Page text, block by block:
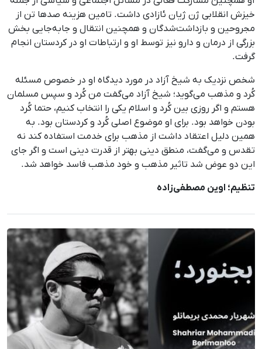
خیزش انقلابی ژن ژیان ئازادی داشت. تامین هزینه صدها تن از
مجروحین و بازداشت‌شدگان و همچنین انتقال و جابه‌جایی بخش
بزرگی از درمان و دارو نیز توسط او و ارتباطات او در کردستان انجام
گرفت.
شخص نزدیک به شیخ آزاد در مورد دیدگاه او در خصوص مسئله
کُرد و مذهب می‌گوید؛ شیخ آزاد می‌گفت من کُرد و سپس مسلمان
هستم و اگر روزی بین کُرد و اسلام یکی را انتخاب کنیم، حتما کُرد
بودن خواهد بود. برای او موضوع اصلی کُرد و کردستان بود. به
‌همین دلیل اعتقاد داشت از مذهب برای خدمت استفاده کند نه
تقدس و می‌گفت، منطق دینی بهتر از قدرت دینی است و اگر جای
این دو عوض شد تاثیر مذهب و خود مذهب فاسد خواهد شد.
تنظیم؛ اوین مصطفی‌زاده